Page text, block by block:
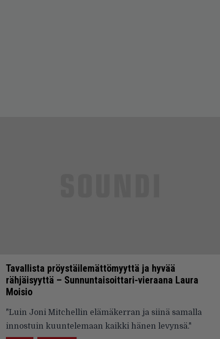
Tavallista pröystäilemättömyyttä ja hyvää
rähjäisyyttä – Sunnuntaisoittari-vieraana Laura
Moisio
"Luin Joni Mitchellin elämäkerran ja siinä samalla
innostuin kuuntelemaan kaikki hänen levynsä."